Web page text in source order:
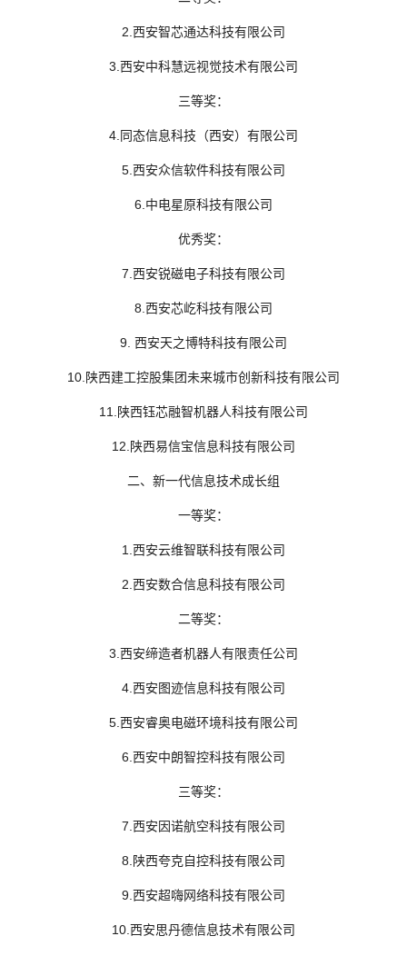
2.西安智芯通达科技有限公司
3.西安中科慧远视觉技术有限公司
三等奖：
4.同态信息科技（西安）有限公司
5.西安众信软件科技有限公司
6.中电星原科技有限公司
优秀奖：
7.西安锐磁电子科技有限公司
8.西安芯屹科技有限公司
9. 西安天之博特科技有限公司
10.陕西建工控股集团未来城市创新科技有限公司
11.陕西钰芯融智机器人科技有限公司
12.陕西易信宝信息科技有限公司
二、新一代信息技术成长组
一等奖：
1.西安云维智联科技有限公司
2.西安数合信息科技有限公司
二等奖：
3.西安缔造者机器人有限责任公司
4.西安图迹信息科技有限公司
5.西安睿奥电磁环境科技有限公司
6.西安中朗智控科技有限公司
三等奖：
7.西安因诺航空科技有限公司
8.陕西夸克自控科技有限公司
9.西安超嗨网络科技有限公司
10.西安思丹德信息技术有限公司